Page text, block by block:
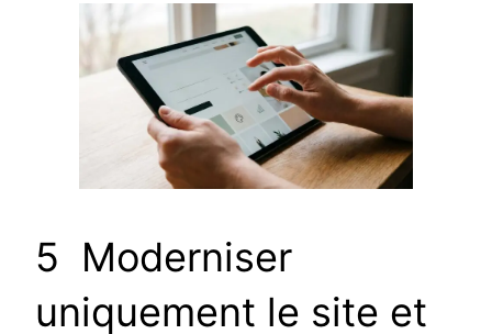
5 Moderniser
uniquement le site et